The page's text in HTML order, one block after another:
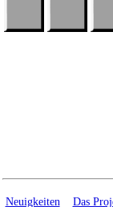
Neuigkeiten Das